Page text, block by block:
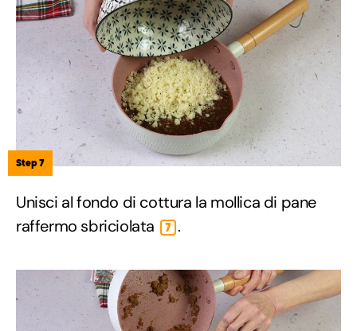
Step 7
Unisci al fondo di cottura la mollica di pane
raffermo sbriciolata
7 .